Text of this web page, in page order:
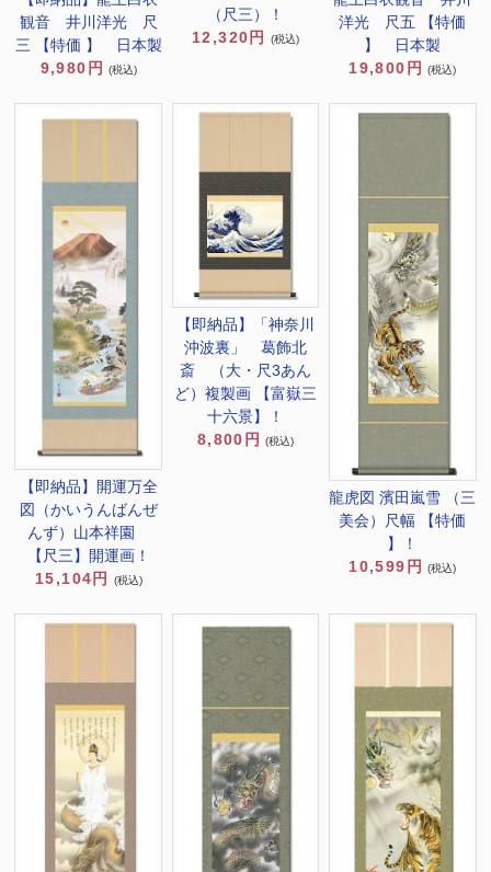
観音 井川洋光 尺
三 【特価 】 日本製
9,980円
(税込)
（尺三）！
12,320円
(税込)
洋光 尺五 【特価
】 日本製
19,800円 (税込)
【即納品】開運万全
図（かいうんばんぜ
んず）山本祥園
【尺三】開運画！
15,104円
(税込)
【即納品】「神奈川
沖波裏」 葛飾北
斎 （大・尺3あん
ど）複製画 【富嶽三
十六景】！
8,800円
(税込)
龍虎図 濱田嵐雪 （三
美会）尺幅 【特価
】！
10,599円
(税込)